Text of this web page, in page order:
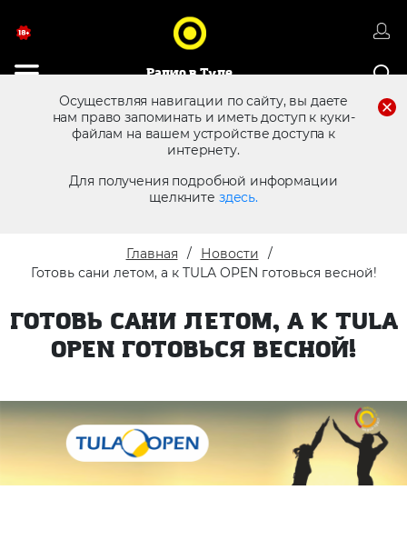
Радио в Туле
Осуществляя навигации по сайту, вы даете
нам право запоминать и иметь доступ к куки-
файлам на вашем устройстве доступа к
интернету.
Для получения подробной информации
щелкните здесь.
8 (4872) 250 470 Реклама в эфире
Главная
Новости
Готовь сани летом, а к TULA OPEN готовься весной!
ГОТОВЬ САНИ ЛЕТОМ, А К TULA
OPEN ГОТОВЬСЯ ВЕСНОЙ!